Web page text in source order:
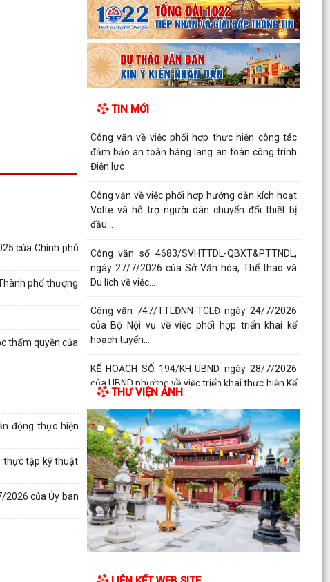
của Chính phủ
phố thượng
thẩm quyền của
động thực hiện
thực tập kỹ thuật
2026 của Ủy ban
TIN MỚI
Chung kết Hội thi lực lượng tham gia bảo vệ an
ninh, trật tự ở cơ sở giỏi toàn quốc (lần thứ 1)
năm...
Nghị quyết số 23/2026/NQ-HĐND ngày
Hải Phòng Quy định mức...
Công văn về việc phối hợp thực hiện công tác
đảm bảo an toàn hàng lang an toàn công trình
Điện lực
Công văn về việc phối hợp hướng dẫn kích hoạt
Volte và hỗ trợ người dân chuyển đổi thiết bị
đầu...
Công văn số 4683/SVHTTDL-QBXT&PTTNDL,
ngày 27/7/2026 của Sở Văn hóa, Thể thao và
Du lịch về việc...
Công văn 747/TTLĐNN-TCLĐ ngày 24/7/2026
của Bộ Nội vụ về việc phối hợp triển khai kế
hoạch tuyển...
KẾ HOẠCH SỐ 194/KH-UBND ngày 28/7/2026
của UBND phường về việc triển khai thực hiện Kế
hoạch số...
KẾ HOẠCH SỐ 259/KH-UBND, ngày 13/7/2026
của UBND thành phố ban hành Kế hoạch hành
động thực hiện...
PHƯỜNG ĐỒ SƠN THAM DỰ HỘI NGHỊ TOÀN
QUỐC NGHIÊN CỨU, HỌC TẬP, QUÁN TRIỆT VÀ
TRIỂN KHAI THỰC HIỆN...
Công văn 3616/STP-PBGDPL, ngày 28/7/2026
THƯ VIỆN ẢNH